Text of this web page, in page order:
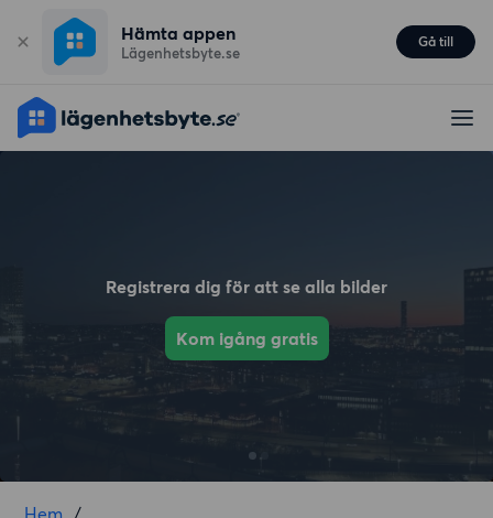
Hämta appen
Lägenhetsbyte.se
Gå till
Registrera dig för att se alla bilder
Kom igång gratis
Hem /